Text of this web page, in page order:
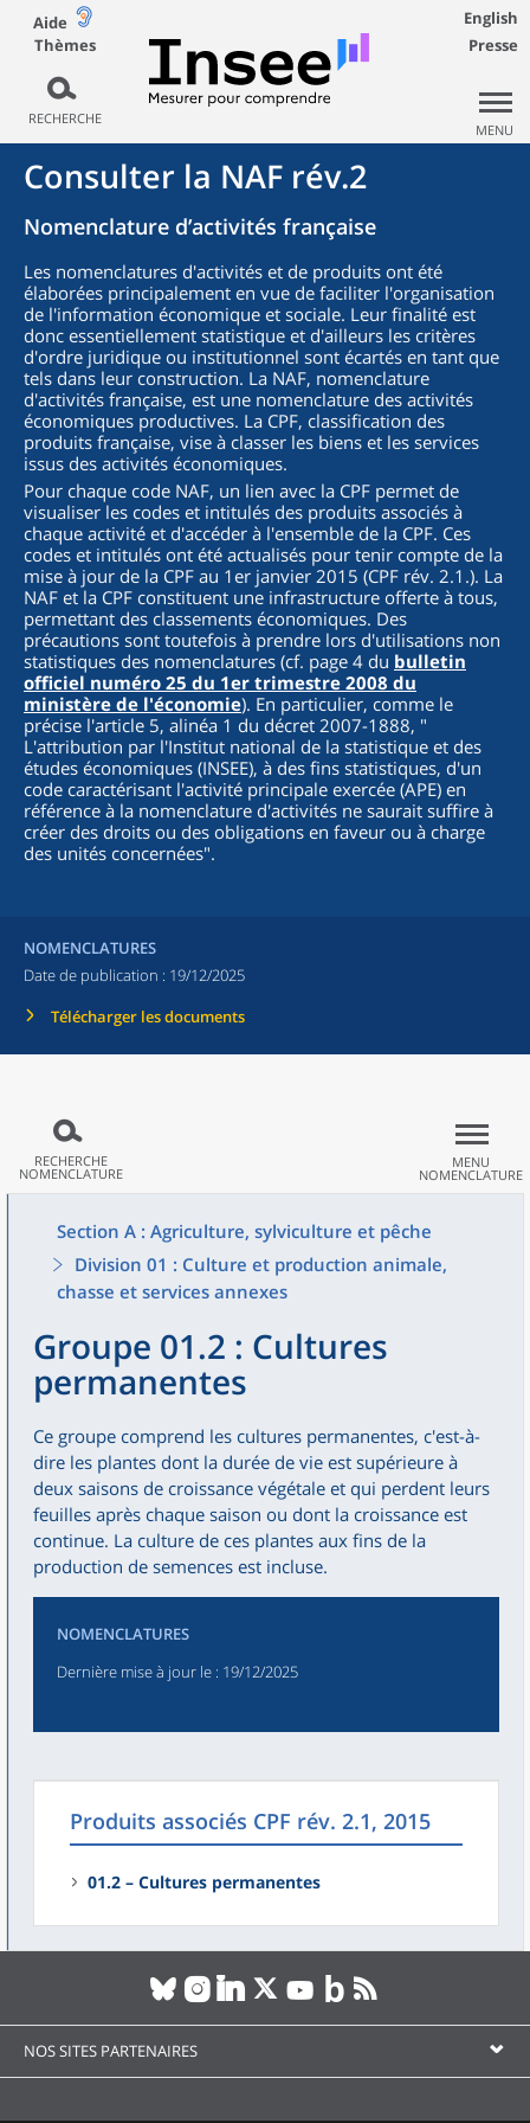
Aide
Thèmes
RECHERCHE
English
Presse
MENU
Consulter la NAF rév.2
Nomenclature d’activités française
Les nomenclatures d'activités et de produits ont été
élaborées principalement en vue de faciliter l'organisation
de l'information économique et sociale. Leur finalité est
donc essentiellement statistique et d'ailleurs les critères
d'ordre juridique ou institutionnel sont écartés en tant que
tels dans leur construction. La NAF, nomenclature
d'activités française, est une nomenclature des activités
économiques productives. La CPF, classification des
produits française, vise à classer les biens et les services
issus des activités économiques.
Pour chaque code NAF, un lien avec la CPF permet de
visualiser les codes et intitulés des produits associés à
chaque activité et d'accéder à l'ensemble de la CPF. Ces
codes et intitulés ont été actualisés pour tenir compte de la
mise à jour de la CPF au 1er janvier 2015 (CPF rév. 2.1.). La
NAF et la CPF constituent une infrastructure offerte à tous,
permettant des classements économiques. Des
précautions sont toutefois à prendre lors d'utilisations non
statistiques des nomenclatures (cf. page 4 du bulletin
officiel numéro 25 du 1er trimestre 2008 du
ministère de l'économie). En particulier, comme le
précise l'article 5, alinéa 1 du décret 2007-1888, "
L'attribution par l'Institut national de la statistique et des
études économiques (INSEE), à des fins statistiques, d'un
code caractérisant l'activité principale exercée (APE) en
référence à la nomenclature d'activités ne saurait suffire à
créer des droits ou des obligations en faveur ou à charge
des unités concernées".
NOMENCLATURES
Date de publication : 19/12/2025
Télécharger les documents
RECHERCHE
NOMENCLATURE
MENU
NOMENCLATURE
Section A : Agriculture, sylviculture et pêche
Division 01 : Culture et production animale,
chasse et services annexes
Groupe 01.2 : Cultures
permanentes
Ce groupe comprend les cultures permanentes, c'est-à-
dire les plantes dont la durée de vie est supérieure à
deux saisons de croissance végétale et qui perdent leurs
feuilles après chaque saison ou dont la croissance est
continue. La culture de ces plantes aux fins de la
production de semences est incluse.
NOMENCLATURES
Dernière mise à jour le : 19/12/2025
Produits associés CPF rév. 2.1, 2015
01.2 – Cultures permanentes
NOS SITES PARTENAIRES